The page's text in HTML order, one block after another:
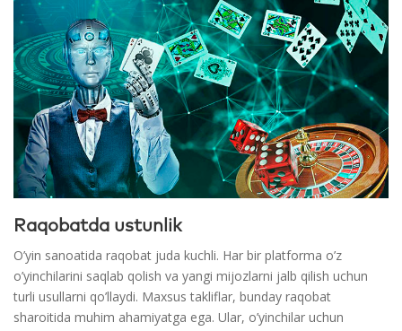
Raqobatda ustunlik
O’yin sanoatida raqobat juda kuchli. Har bir platforma o’z
o’yinchilarini saqlab qolish va yangi mijozlarni jalb qilish uchun
turli usullarni qo’llaydi. Maxsus takliflar, bunday raqobat
sharoitida muhim ahamiyatga ega. Ular, o’yinchilar uchun